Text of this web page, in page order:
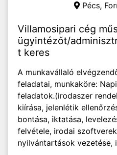
Pécs,
Villamosipari cég
ügyintézőt/
t keres
A munkavállaló
feladatai, munkaköre:
feladatok.(irodaszer
kiírása, jelenlétik
bontása, iktatása,
felvétele, irodai
nyilvántartások vezetése,